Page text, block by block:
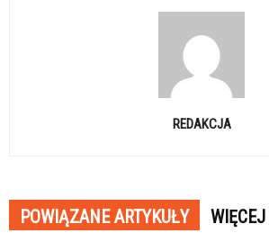
REDAKCJA
POWIĄZANE ARTYKUŁY